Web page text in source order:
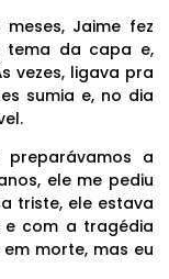
Jaime fez
tema da capa e,
vezes, ligava pra
sumia e, no dia
a
ele me pediu
triste, ele estava
com a tragédia
morte, mas eu